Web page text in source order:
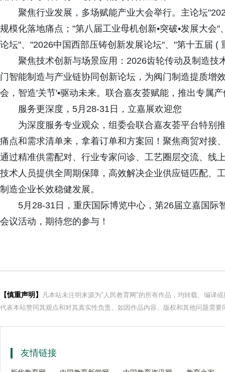
聚焦行业发展，多场赋能产业大会举行。主论坛
规模化落地痛点；"第八届工业母机创新•突破•发展大
论坛"、"2026中国西部压铸创新发展论坛"、"第十五届 (
聚焦技术创新与场景应用：2026齿轮传动及制造
门智能制造与产业链协同创新论坛，为阀门制造提质增
会，智造'关节'•驱动未来。联合嘉友荟赋能，推出专属
服务更深度，5月28-31日，立嘉展欢迎您
为深度服务专业观众，组委会联合嘉友荟平台特别
痛点和需求清单来，拿着订单和方案回！聚焦商贸对接
通过精准供需配对、行业专家问诊、工艺圈层交流、线
技术人员提供全周期保障，高效解决企业供应链匹配、
制造企业长效稳健发展。
5月28-31日，重庆国际博览中心，第26届立嘉国
会议活动，期待您的参与！
【慎重声明】
凡本站未注明来源为"人民教育网"的所有作品，均转载、编译
代表本站赞同其观点和对其真实性负责。如因作品内容、版权和其他问题需
友情链接